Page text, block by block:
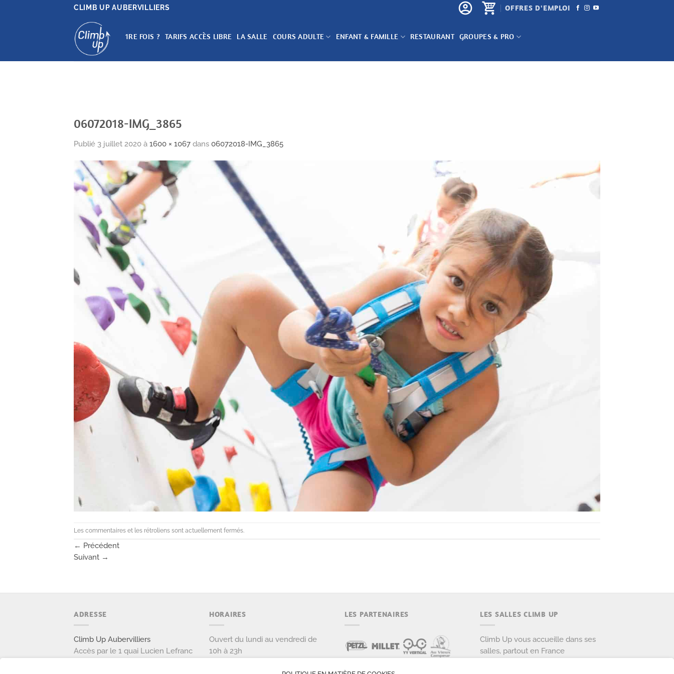
CLIMB UP AUBERVILLIERS OFFRES D'EMPLOI
1RE FOIS ? TARIFS ACCÈS LIBRE LA SALLE COURS ADULTE ENFANT & FAMILLE RESTAURANT GROUPES & PRO
06072018-IMG_3865
Publié 3 juillet 2020 à 1600 × 1067 dans 06072018-IMG_3865
Les commentaires et les rétroliens sont actuellement fermés.
← Précédent
Suivant →
ADRESSE
Climb Up Aubervilliers
Accès par le 1 quai Lucien Lefranc
HORAIRES
Ouvert du lundi au vendredi de
10h à 23h
LES PARTENAIRES LES SALLES CLIMB UP
Climb Up vous accueille dans ses
salles, partout en France